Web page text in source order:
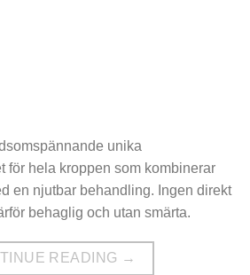
unika
för hela kroppen som kombinerar
en njutbar behandling. Ingen direkt
behaglig och utan smärta.
READING →